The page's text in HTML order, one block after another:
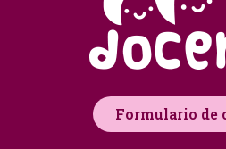
Formulario de